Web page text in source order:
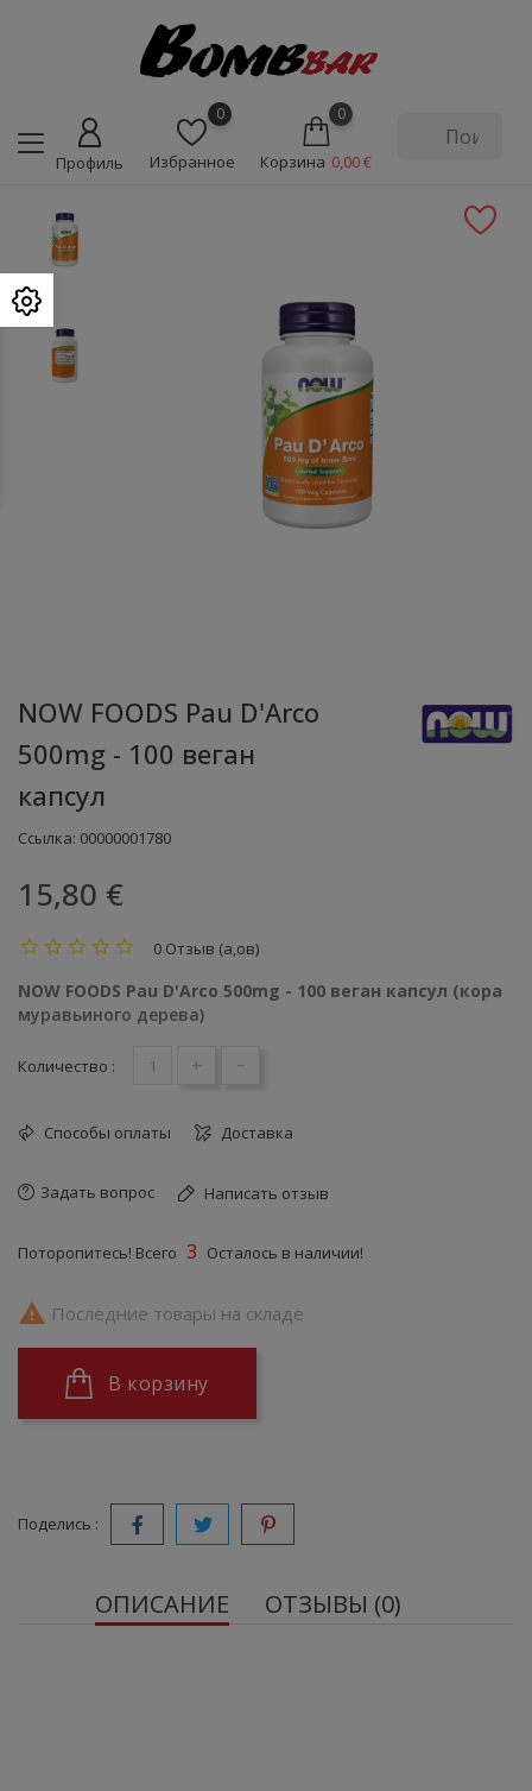
Профиль
0
Избранное
0
Корзина 0,00 €
NOW FOODS Pau D'Arco
500mg - 100 веган
капсул
Ссылка: 00000001780
15,80 €
0 Отзыв (а,ов)
NOW FOODS Pau D'Arco 500mg - 100 веган капсул (кора
муравьиного дерева)
Количество : + -
Способы оплаты Доставка
Задать вопрос Написать отзыв
Поторопитесь! Всего 3 Осталось в наличии!
 Последние товары на складе
В корзину
Поделись :
ОПИСАНИЕ ОТЗЫВЫ (0)